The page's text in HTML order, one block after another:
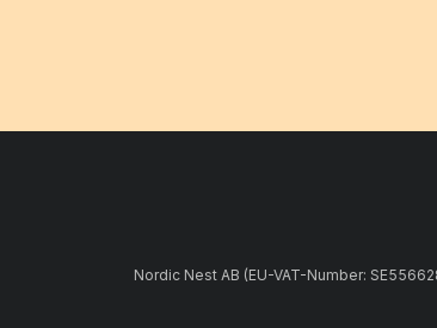
Nordic Nest AB (EU-VAT-Number: